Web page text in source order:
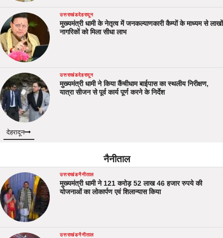
उत्तराखंडदेहरादून
मुख्यमंत्री धामी के नेतृत्व में जनकल्याणकारी कैम्पों के माध्यम से लाखों
नागरिकों को मिला सीधा लाभ
उत्तराखंडदेहरादून
मुख्यमंत्री धामी ने किया कैंचीधाम बाईपास का स्थलीय निरीक्षण,
यात्रा सीजन से पूर्व कार्य पूर्ण करने के निर्देश
देहरादून
नैनीताल
उत्तराखंडनैनीताल
मुख्यमंत्री धामी ने 121 करोड़ 52 लाख 46 हजार रुपये की
योजनाओं का लोकार्पण एवं शिलान्यास किया
उत्तराखंडनैनीताल